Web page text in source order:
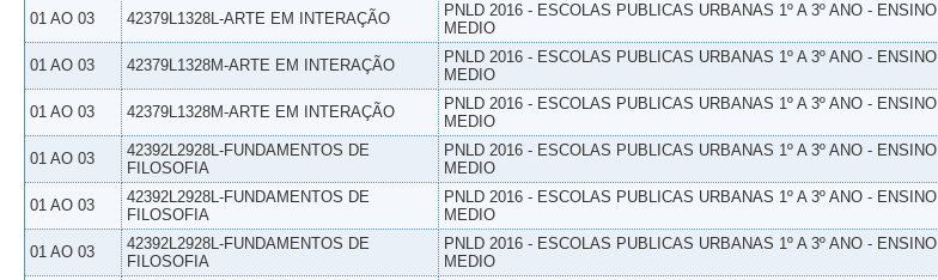
01 AO 03 42379L1328L-ARTE EM INTERAÇÃO
PNLD 2016 - ESCOLAS PUBLICAS URBANAS 1º A 3º ANO - ENSINO
MEDIO
01 AO 03 42379L1328M-ARTE EM INTERAÇÃO
PNLD 2016 - ESCOLAS PUBLICAS URBANAS 1º A 3º ANO - ENSINO
MEDIO
01 AO 03 42379L1328M-ARTE EM INTERAÇÃO
PNLD 2016 - ESCOLAS PUBLICAS URBANAS 1º A 3º ANO - ENSINO
MEDIO
01 AO 03
42392L2928L-FUNDAMENTOS DE
FILOSOFIA
PNLD 2016 - ESCOLAS PUBLICAS URBANAS 1º A 3º ANO - ENSINO
MEDIO
01 AO 03
42392L2928L-FUNDAMENTOS DE
FILOSOFIA
PNLD 2016 - ESCOLAS PUBLICAS URBANAS 1º A 3º ANO - ENSINO
MEDIO
01 AO 03
42392L2928L-FUNDAMENTOS DE
FILOSOFIA
PNLD 2016 - ESCOLAS PUBLICAS URBANAS 1º A 3º ANO - ENSINO
MEDIO